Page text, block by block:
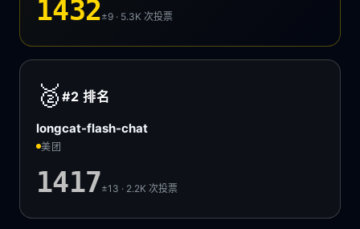
1432±9 · 5.3K次投票
🥈 #2排名
longcat-flash-chat
美团
1417±13 · 2.2K次投票